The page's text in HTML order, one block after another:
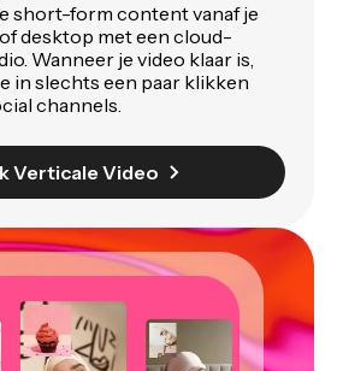
short-form content vanaf je
desktop met een cloud-
Wanneer je video klaar is,
in slechts een paar klikken
channels.
Verticale Video